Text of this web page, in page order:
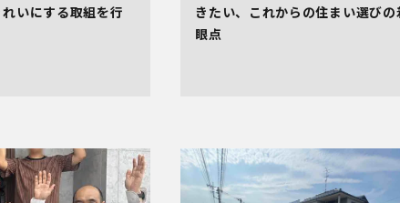
いにする取組を行
きたい、これからの住まい選びの
眼点